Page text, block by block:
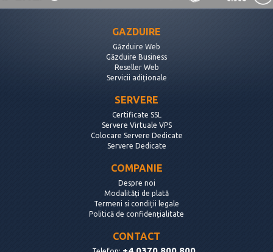
GAZDUIRE
Găzduire Web
Găzduire Business
Reseller Web
Servicii adiționale
SERVERE
Certificate SSL
Servere Virtuale VPS
Colocare Servere Dedicate
Servere Dedicate
COMPANIE
Despre noi
Modalități de plată
Termeni si condiții legale
Politică de confidențialitate
CONTACT